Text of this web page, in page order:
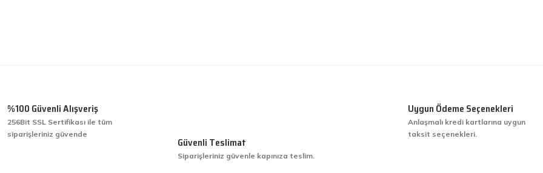
hakkıyla yapmak diye buna derim.
%100 Güvenli Alışveriş
256Bit SSL Sertifikası ile tüm
siparişleriniz güvende
Güvenli Teslimat
Siparişleriniz güvenle kapınıza teslim.
Uygun Ödeme Seçenekleri
Anlaşmalı kredi kartlarına uygun
taksit seçenekleri.